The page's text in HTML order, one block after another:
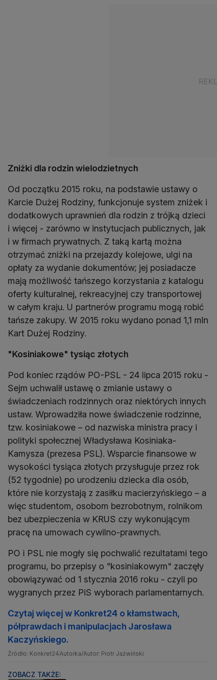
Zniżki dla rodzin wielodzietnych
Od początku 2015 roku, na podstawie ustawy o
Karcie Dużej Rodziny, funkcjonuje system zniżek i
dodatkowych uprawnień dla rodzin z trójką dzieci
i więcej - zarówno w instytucjach publicznych, jak
i w firmach prywatnych. Z taką kartą można
otrzymać zniżki na przejazdy kolejowe, ulgi na
opłaty za wydanie dokumentów; jej posiadacze
mają możliwość tańszego korzystania z katalogu
oferty kulturalnej, rekreacyjnej czy transportowej
w całym kraju. U partnerów programu mogą robić
tańsze zakupy. W 2015 roku wydano ponad 1,1 mln
Kart Dużej Rodziny.
"Kosiniakowe" tysiąc złotych
Pod koniec rządów PO-PSL - 24 lipca 2015 roku -
Sejm uchwalił ustawę o zmianie ustawy o
świadczeniach rodzinnych oraz niektórych innych
ustaw. Wprowadziła nowe świadczenie rodzinne,
tzw. kosiniakowe – od nazwiska ministra pracy i
polityki społecznej Władysława Kosiniaka-
Kamysza (prezesa PSL). Wsparcie finansowe w
wysokości tysiąca złotych przysługuje przez rok
(52 tygodnie) po urodzeniu dziecka dla osób,
które nie korzystają z zasiłku macierzyńskiego – a
więc studentom, osobom bezrobotnym, rolnikom
bez ubezpieczenia w KRUS czy wykonującym
pracę na umowach cywilno-prawnych.
PO i PSL nie mogły się pochwalić rezultatami tego
programu, bo przepisy o "kosiniakowym" zaczęły
obowiązywać od 1 stycznia 2016 roku - czyli po
wygranych przez PiS wyborach parlamentarnych.
Czytaj więcej w Konkret24 o kłamstwach,
półprawdach i manipulacjach Jarosława
Kaczyńskiego.
Źródło: Konkret24Autorka/Autor: Piotr Jaźwiński
ZOBACZ TAKŻE: